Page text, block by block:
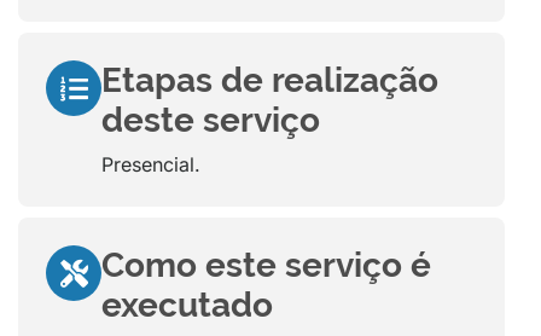
Etapas de realização
deste serviço
Presencial.
Como este serviço é
executado